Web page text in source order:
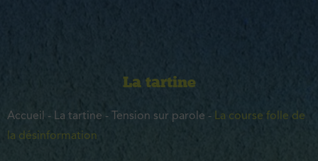
La tartine
Accueil - La tartine - Tension sur parole - La course folle de
la désinformation